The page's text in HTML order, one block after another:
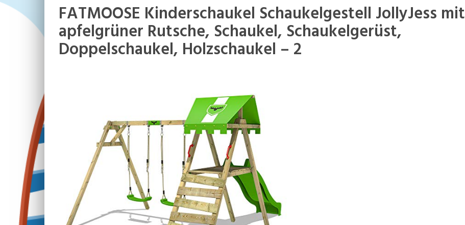
FATMOOSE Kinderschaukel Schaukelgestell JollyJess mit
apfelgrüner Rutsche, Schaukel, Schaukelgerüst,
Doppelschaukel, Holzschaukel – 2